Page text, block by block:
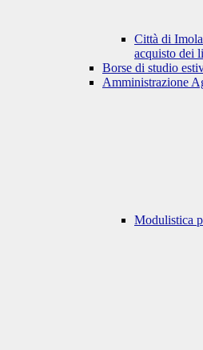
Città di
acquisto dei
Borse di studio
Amministrazione
Modulistica